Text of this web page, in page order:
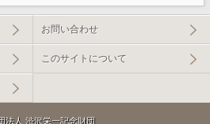
お問い合わせ
このサイトについて
法人 渋沢栄一記念財団